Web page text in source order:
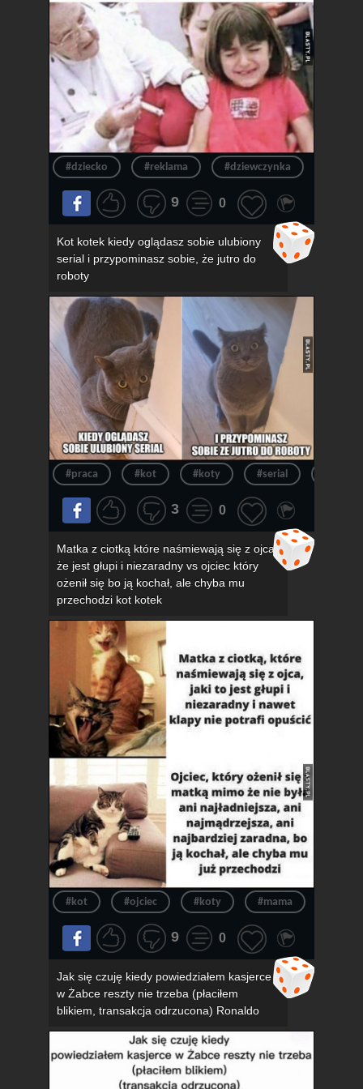
#dziecko #reklama #dziewczynka
9 0
Kot kotek kiedy oglądasz sobie ulubiony
serial i przypominasz sobie, że jutro do
roboty
#praca #kot #koty #serial
3 0
Matka z ciotką które naśmiewają się z ojca,
że jest głupi i niezaradny vs ojciec który
ożenił się bo ją kochał, ale chyba mu
przechodzi kot kotek
#kot #ojciec #koty #mama
9 0
Jak się czuję kiedy powiedziałem kasjerce
w Żabce reszty nie trzeba (płaciłem
blikiem, transakcja odrzucona) Ronaldo